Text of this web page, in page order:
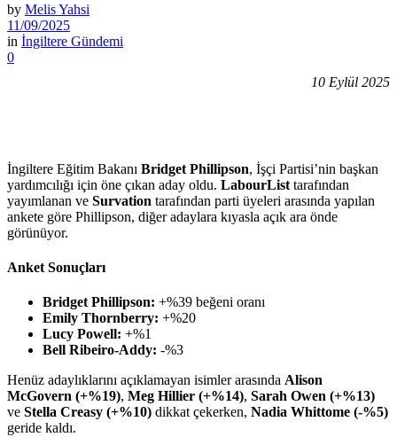
by Melis Yahsi
11/09/2025
in İngiltere Gündemi
0
10 Eylül 2025
İngiltere Eğitim Bakanı Bridget Phillipson, İşçi Partisi’nin başkan
yardımcılığı için öne çıkan aday oldu. LabourList tarafından
yayımlanan ve Survation tarafından parti üyeleri arasında yapılan
ankete göre Phillipson, diğer adaylara kıyasla açık ara önde
görünüyor.
Anket Sonuçları
Bridget Phillipson: +%39 beğeni oranı
Emily Thornberry: +%20
Lucy Powell: +%1
Bell Ribeiro-Addy: -%3
Henüz adaylıklarını açıklamayan isimler arasında Alison
McGovern (+%19), Meg Hillier (+%14), Sarah Owen (+%13)
ve Stella Creasy (+%10) dikkat çekerken, Nadia Whittome (-%5)
geride kaldı.